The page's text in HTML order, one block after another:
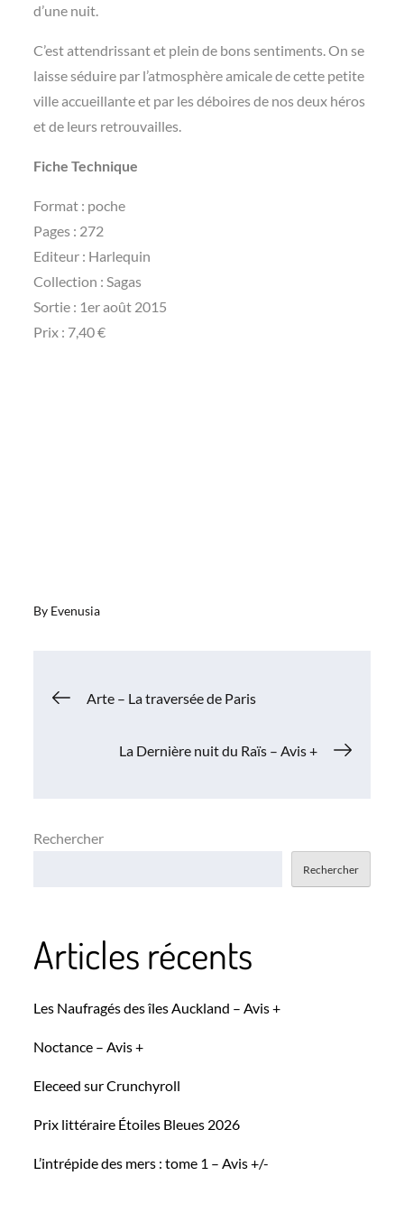
d’une nuit.
C’est attendrissant et plein de bons sentiments. On se
laisse séduire par l’atmosphère amicale de cette petite
ville accueillante et par les déboires de nos deux héros
et de leurs retrouvailles.
Fiche Technique
Format : poche
Pages : 272
Editeur : Harlequin
Collection : Sagas
Sortie : 1er août 2015
Prix : 7,40 €
By Evenusia
Navigation
Arte – La traversée de Paris
La Dernière nuit du Raïs – Avis +
Rechercher
Rechercher
Articles récents
Les Naufragés des îles Auckland – Avis +
Noctance – Avis +
Eleceed sur Crunchyroll
Prix littéraire Étoiles Bleues 2026
L’intrépide des mers : tome 1 – Avis +/-